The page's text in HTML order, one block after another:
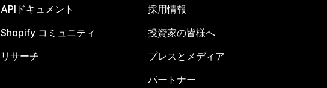
APIドキュメント
Shopify コミュニティ
リサーチ
採用情報
投資家の皆様へ
プレスとメディア
パートナー